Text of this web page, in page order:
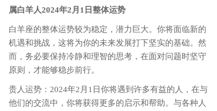
属白羊人2024年2月1日整体运势
白羊座的整体运势较为稳定，潜力巨大。你将面临新的
机遇和挑战，这将为你的未来发展打下坚实的基础。然
而，务必要保持冷静和理智的思考，在面对问题时坚守
原则，才能够稳步前行。
贵人运势：2024年2月1日你将遇到许多有益的人，在与
他们的交流中，你将获得更多的启示和帮助。与各种人